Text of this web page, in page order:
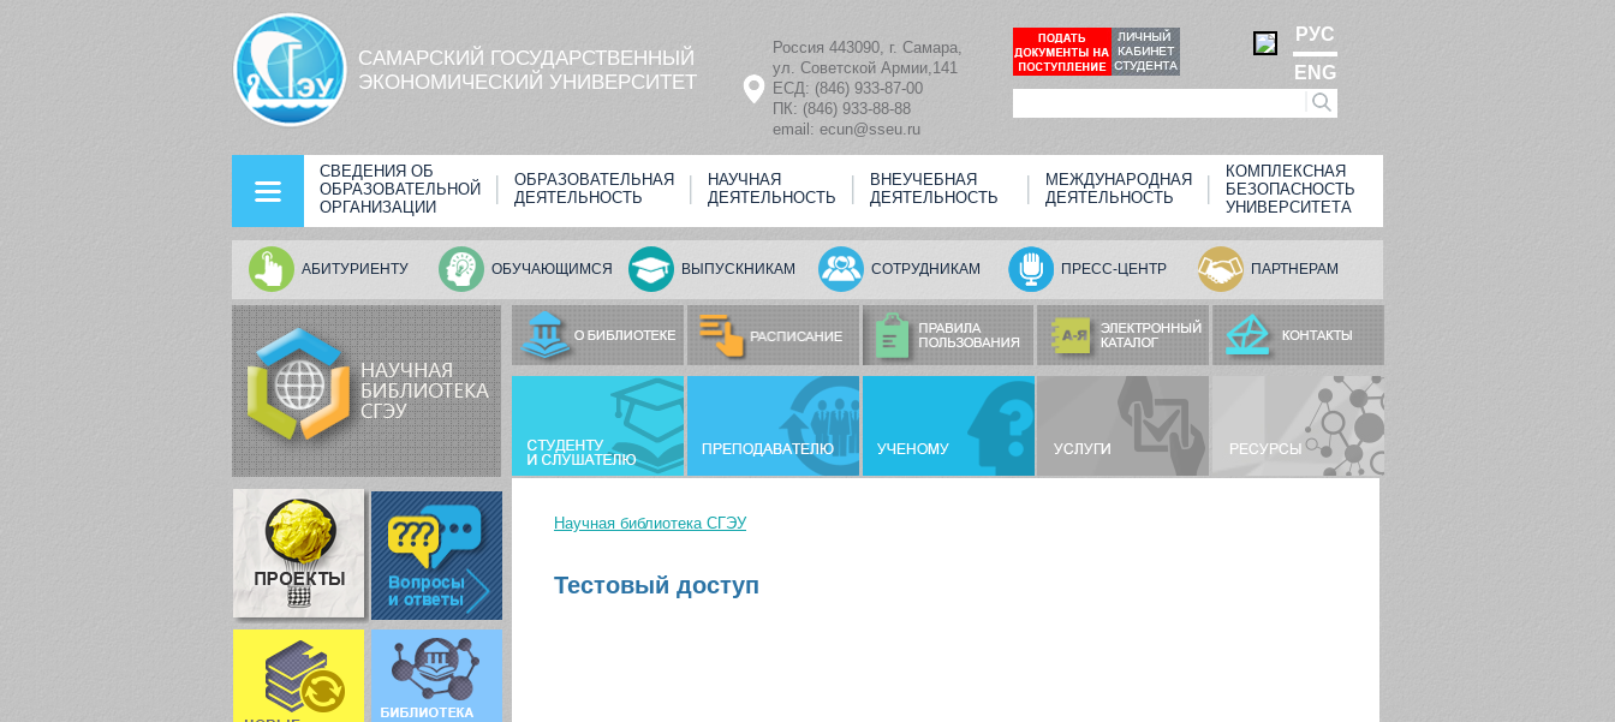
САМАРСКИЙ ГОСУДАРСТВЕННЫЙ
ЭКОНОМИЧЕСКИЙ УНИВЕРСИТЕТ
Россия 443090, г. Самара,
ул. Советской Армии,141
ЕСД: (846) 933-87-00
ПК: (846) 933-88-88
email: ecun@sseu.ru
РУС
ENG
СВЕДЕНИЯ ОБ
ОБРАЗОВАТЕЛЬНОЙ
ОРГАНИЗАЦИИ
ОБРАЗОВАТЕЛЬНАЯ
ДЕЯТЕЛЬНОСТЬ
НАУЧНАЯ
ДЕЯТЕЛЬНОСТЬ
ВНЕУЧЕБНАЯ
ДЕЯТЕЛЬНОСТЬ
МЕЖДУНАРОДНАЯ
ДЕЯТЕЛЬНОСТЬ
КОМПЛЕКСНАЯ
БЕЗОПАСНОСТЬ
УНИВЕРСИТЕТА
ПАРТНЕРАМ
ПРЕСС-ЦЕНТР
СОТРУДНИКАМ
ВЫПУСКНИКАМ
ОБУЧАЮЩИМСЯ
АБИТУРИЕНТУ
Научная библиотека СГЭУ
Тестовый доступ